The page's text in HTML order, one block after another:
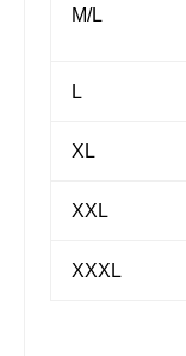
M/L
L
XL
XXL
XXXL